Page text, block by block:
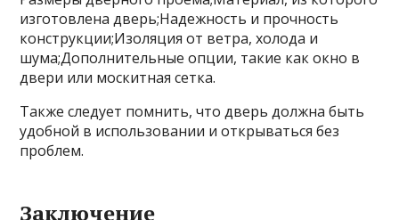
изготовлена дверь;Надежность и прочность
конструкции;Изоляция от ветра, холода и
шума;Дополнительные опции, такие как окно в
двери или москитная сетка.
Также следует помнить, что дверь должна быть
удобной в использовании и открываться без
проблем.
Заключение